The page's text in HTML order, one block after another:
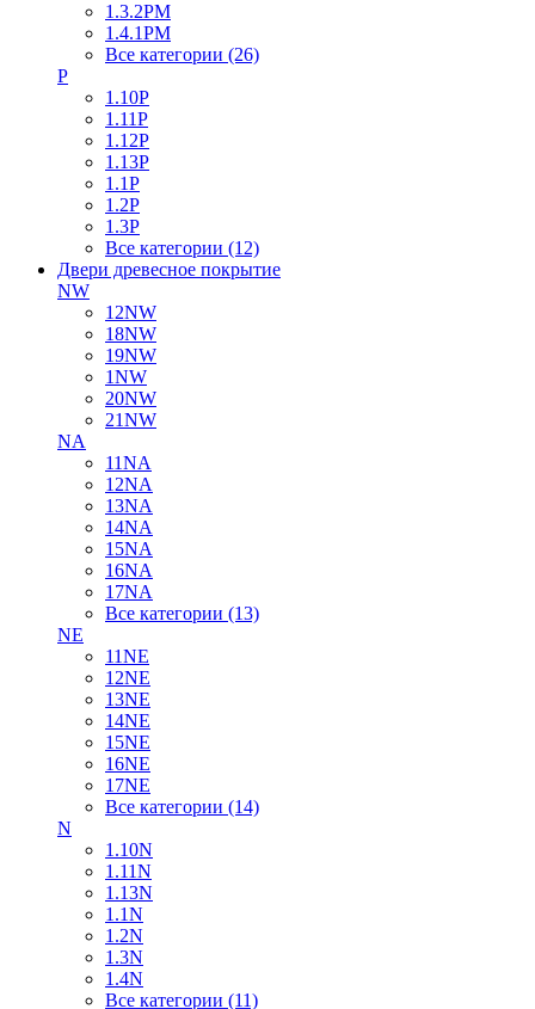
1.3.2PM
1.4.1PM
Все категории (26)
P
1.10P
1.11P
1.12P
1.13P
1.1P
1.2P
1.3P
Все категории (12)
Двери древесное покрытие
NW
12NW
18NW
19NW
1NW
20NW
21NW
NA
11NA
12NA
13NA
14NA
15NA
16NA
17NA
Все категории (13)
NE
11NE
12NE
13NE
14NE
15NE
16NE
17NE
Все категории (14)
N
1.10N
1.11N
1.13N
1.1N
1.2N
1.3N
1.4N
Все категории (11)